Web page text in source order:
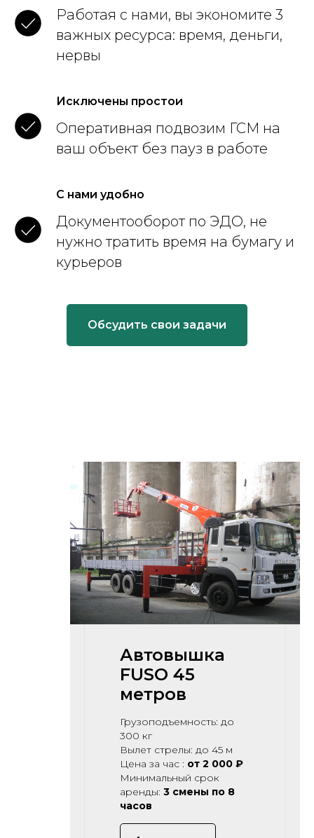
Работая с нами, вы экономите 3
важных ресурса: время, деньги,
нервы
Исключены простои
Оперативная подвозим ГСМ на
ваш объект без пауз в работе
С нами удобно
Документооборот по ЭДО, не
нужно тратить время на бумагу и
курьеров
Обсудить свои задачи
Автовышка
FUSO 45
метров
Грузоподъемность: до
300 кг
Вылет стрелы: до 45 м
Цена за час : от 2 000 ₽
Минимальный срок
аренды: 3 смены по 8
часов